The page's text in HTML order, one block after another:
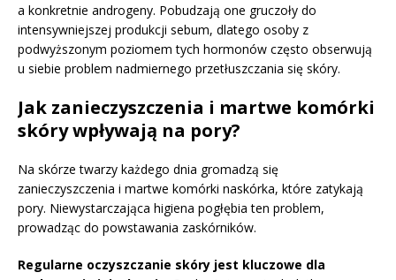
a konkretnie androgeny. Pobudzają one gruczoły do
intensywniejszej produkcji sebum, dlatego osoby z
podwyższonym poziomem tych hormonów często obserwują
u siebie problem nadmiernego przetłuszczania się skóry.
Jak zanieczyszczenia i martwe komórki
skóry wpływają na pory?
Na skórze twarzy każdego dnia gromadzą się
zanieczyszczenia i martwe komórki naskórka, które zatykają
pory. Niewystarczająca higiena pogłębia ten problem,
prowadząc do powstawania zaskórników.
Regularne oczyszczanie skóry jest kluczowe dla